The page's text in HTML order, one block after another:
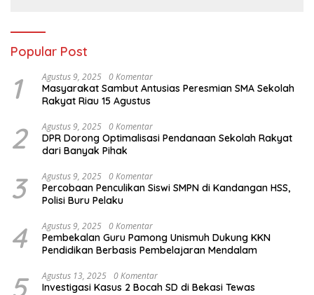
Popular Post
1 Agustus 9, 2025 0 Komentar
Masyarakat Sambut Antusias Peresmian SMA Sekolah
Rakyat Riau 15 Agustus
2 Agustus 9, 2025 0 Komentar
DPR Dorong Optimalisasi Pendanaan Sekolah Rakyat
dari Banyak Pihak
3 Agustus 9, 2025 0 Komentar
Percobaan Penculikan Siswi SMPN di Kandangan HSS,
Polisi Buru Pelaku
4 Agustus 9, 2025 0 Komentar
Pembekalan Guru Pamong Unismuh Dukung KKN
Pendidikan Berbasis Pembelajaran Mendalam
5 Agustus 13, 2025 0 Komentar
Investigasi Kasus 2 Bocah SD di Bekasi Tewas